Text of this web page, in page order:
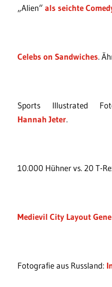
„Alien“ als seichte
Celebs on Sandwiches.
Sports Illustrated
Hannah Jeter.
10.000 Hühner vs. 20 T-
Medievil City Layout
Fotografie aus Russland: